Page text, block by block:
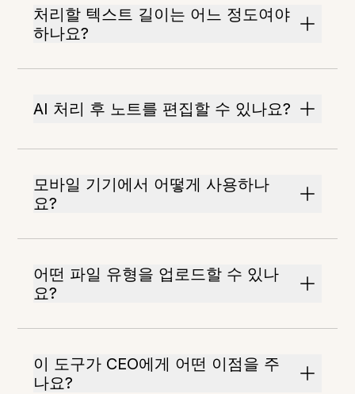
처리할 텍스트 길이는 어느 정도여야
하나요?
AI 처리 후 노트를 편집할 수 있나요?
모바일 기기에서 어떻게 사용하나
요?
어떤 파일 유형을 업로드할 수 있나
요?
이 도구가 CEO에게 어떤 이점을 주
나요?